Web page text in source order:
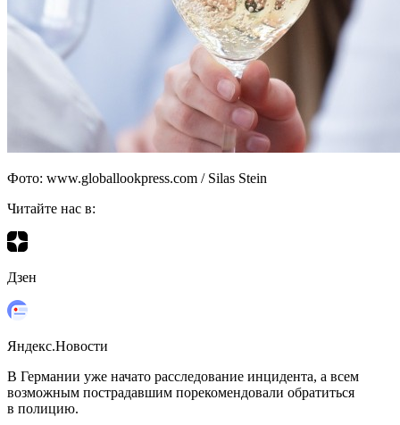
Фото: www.globallookpress.com / Silas Stein
Читайте нас в:
Дзен
Яндекс.Новости
В Германии уже начато расследование инцидента, а всем
возможным пострадавшим порекомендовали обратиться
в полицию.